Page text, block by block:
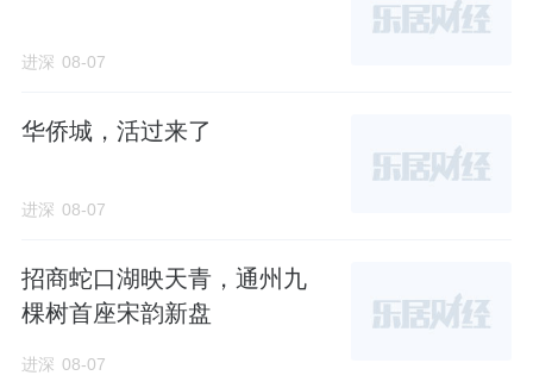
进深 08-07
华侨城，活过来了
进深 08-07
招商蛇口湖映天青，通州九
棵树首座宋韵新盘
进深 08-07